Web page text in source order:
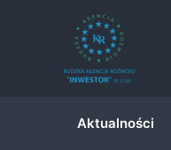
Aktualności